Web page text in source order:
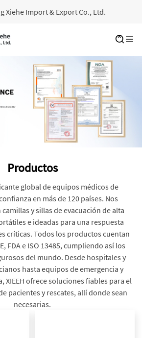
Xiehe Import & Export Co., Ltd.
Productos
global de equipos médicos de
en más de 120 países. Nos
y sillas de evacuación de alta
e ideadas para una respuesta
críticas. Todos los productos cuentan
FDA e ISO 13485, cumpliendo así los
del mundo. Desde hospitales y
hasta equipos de emergencia y
XIEEH ofrece soluciones fiables para el
pacientes y rescates, allí donde sean
necesarias.